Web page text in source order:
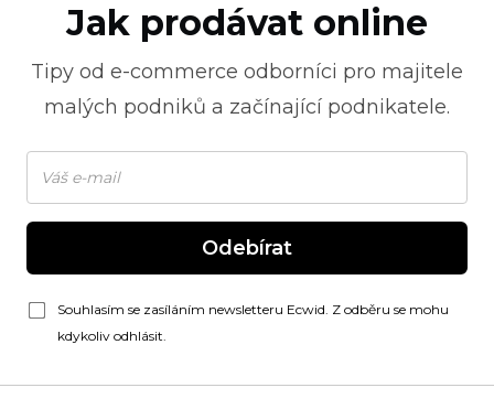
Jak prodávat online
Tipy od e-commerce odborníci pro majitele
malých podniků a začínající podnikatele.
Odebírat
Souhlasím se zasíláním newsletteru Ecwid. Z odběru se mohu
kdykoliv odhlásit.